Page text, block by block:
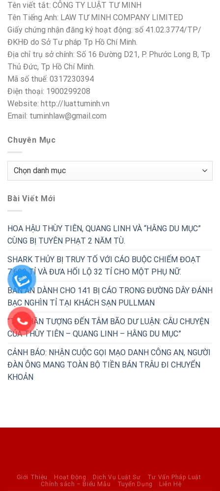
Tên viết tắt: CÔNG TY LUẬT TƯ MINH
Tên Tiếng Anh: LAW TƯ MINH COMPANY LIMITED
Giấy chứng nhận đăng ký hoạt động: số 41.02.3774/TP/
ĐKHĐ do Sở Tư pháp Tp Hồ Chí Minh.
Địa chỉ trụ sở chính: Số 16 Đường D21, P. Phước Long B, Tp
Thủ Đức, Tp Hồ Chí Minh.
Mã số thuế: 0317230394
Điện thoại: 1900299208
Website: http://luattuminh.vn
Email: tuminhlaw@gmail.com
Chuyên Mục
Chuyên
Bài Viết Mới
HOA HẬU THÙY TIÊN, QUANG LINH VÀ “HẰNG DU MỤC”
CÙNG BỊ TUYÊN PHẠT 2 NĂM TÙ.
SHARK THỦY BỊ TRUY TỐ VỚI CÁO BUỘC CHIẾM ĐOẠT
7.600 TỈ VÀ ĐƯA HỐI LỘ 32 TỈ CHO MỘT PHỤ NỮ.
BẢN ÁN DÀNH CHO 141 BỊ CÁO TRONG ĐƯỜNG DÂY ĐÁNH
BẠC NGHÌN TỈ TẠI KHÁCH SẠN PULLMAN
“TỪ THẦN TƯỢNG ĐẾN TÂM BÃO DƯ LUẬN: CÂU CHUYỆN
CỦA THÙY TIÊN – QUANG LINH – HẰNG DU MỤC”
CẢNH BÁO: NHẬN CUỘC GỌI MẠO DANH CÔNG AN, NGƯỜI
ĐÀN ÔNG MANG TOÀN BỘ TIỀN BÁN TRÂU ĐI CHUYỂN
KHOẢN
Giới Thiệu Hoạt Động Dịch Vụ Luật Sư
Tư Vấn Pháp Luật
Chính sách – Biểu Mẫu
Tuyển Dụng Liên Hệ